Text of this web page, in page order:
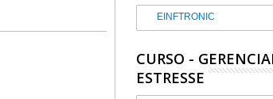
EINFTRONIC
CURSO -
ESTRESSE